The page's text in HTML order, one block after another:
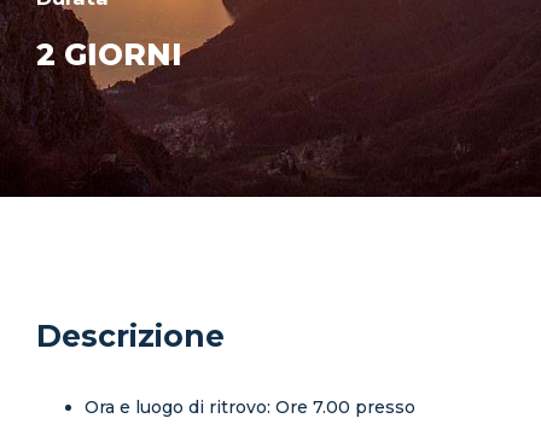
2 GIORNI
Descrizione
Ora e luogo di ritrovo: Ore 7.00 presso